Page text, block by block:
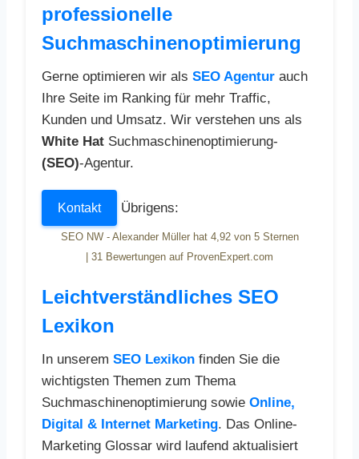
professionelle
Suchmaschinenoptimierung
Gerne optimieren wir als SEO Agentur auch
Ihre Seite im Ranking für mehr Traffic,
Kunden und Umsatz. Wir verstehen uns als
White Hat Suchmaschinenoptimierung-
(SEO)-Agentur.
Kontakt Übrigens:
SEO NW - Alexander Müller hat 4,92von 5Sternen
31 Bewertungen auf ProvenExpert.com
Leichtverständliches SEO
Lexikon
In unserem SEO Lexikon finden Sie die
wichtigsten Themen zum Thema
Suchmaschinenoptimierung sowie Online,
Digital & Internet Marketing. Das Online-
Marketing Glossar wird laufend aktualisiert